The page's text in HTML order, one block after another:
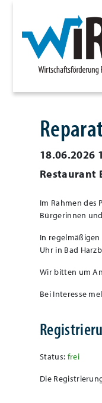
18.06.2026
Restaurant
Im Rahmen des
Bürgerinnen
In
Uhr in Bad
Wir bitten um
Bei Interesse
Status: frei
Die